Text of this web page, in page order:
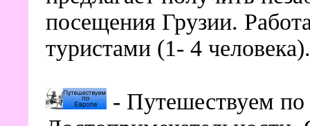
посещения Грузии.
туристами (1- 4
- Путешествуем